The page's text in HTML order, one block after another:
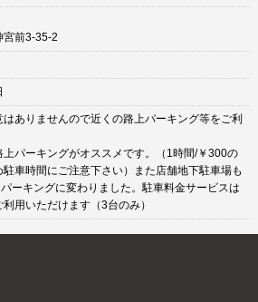
宮前3-35-2
ありませんので近くの路上パーキング等をご利
上パーキングがオススメです。（1時間/￥300の
車時間にご注意下さい）また店舗地下駐車場も
ーキングに変わりました。駐車料金サービスは
用いただけます（3台のみ）